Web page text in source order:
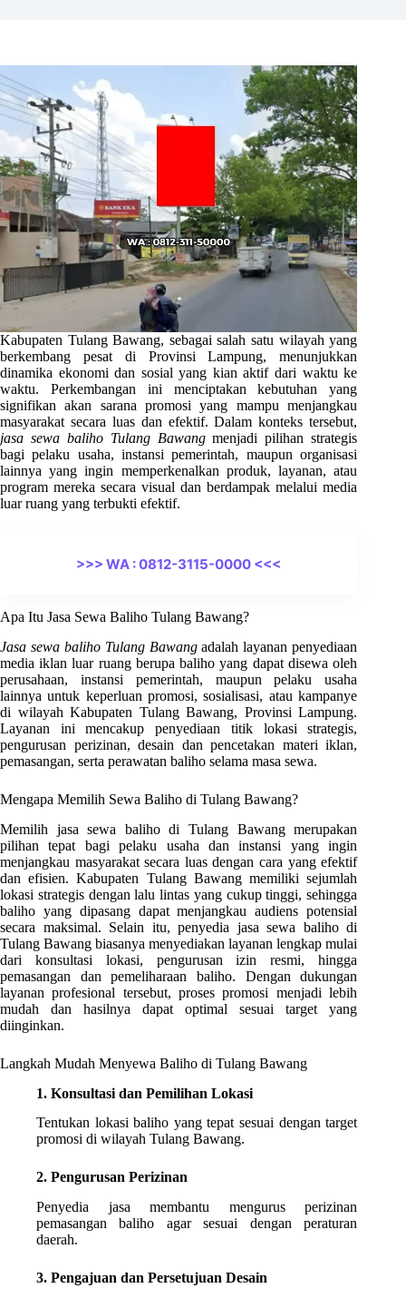
Kabupaten Tulang Bawang, sebagai salah satu wilayah yang
berkembang pesat di Provinsi Lampung, menunjukkan
dinamika ekonomi dan sosial yang kian aktif dari waktu ke
waktu. Perkembangan ini menciptakan kebutuhan yang
signifikan akan sarana promosi yang mampu menjangkau
masyarakat secara luas dan efektif. Dalam konteks tersebut,
jasa sewa baliho Tulang Bawangmenjadi pilihan strategis
bagi pelaku usaha, instansi pemerintah, maupun organisasi
lainnya yang ingin memperkenalkan produk, layanan, atau
program mereka secara visual dan berdampak melalui media
luar ruang yang terbukti efektif.
>>> WA : 0812-3115-0000 <<<
Apa Itu Jasa Sewa Baliho Tulang Bawang?
Jasa sewa baliho Tulang Bawangadalah layanan penyediaan
media iklan luar ruang berupa baliho yang dapat disewa oleh
perusahaan, instansi pemerintah, maupun pelaku usaha
lainnya untuk keperluan promosi, sosialisasi, atau kampanye
di wilayah Kabupaten Tulang Bawang, Provinsi Lampung.
Layanan ini mencakup penyediaan titik lokasi strategis,
pengurusan perizinan, desain dan pencetakan materi iklan,
pemasangan, serta perawatan baliho selama masa sewa.
Mengapa Memilih Sewa Baliho di Tulang Bawang?
Memilih jasa sewa baliho di Tulang Bawang merupakan
pilihan tepat bagi pelaku usaha dan instansi yang ingin
menjangkau masyarakat secara luas dengan cara yang efektif
dan efisien. Kabupaten Tulang Bawang memiliki sejumlah
lokasi strategis dengan lalu lintas yang cukup tinggi, sehingga
baliho yang dipasang dapat menjangkau audiens potensial
secara maksimal. Selain itu, penyedia jasa sewa baliho di
Tulang Bawang biasanya menyediakan layanan lengkap mulai
dari konsultasi lokasi, pengurusan izin resmi, hingga
pemasangan dan pemeliharaan baliho. Dengan dukungan
layanan profesional tersebut, proses promosi menjadi lebih
mudah dan hasilnya dapat optimal sesuai target yang
diinginkan.
Langkah Mudah Menyewa Baliho di Tulang Bawang
1. Konsultasi dan Pemilihan Lokasi
Tentukan lokasi baliho yang tepat sesuai dengan target
promosi di wilayah Tulang Bawang.
2. Pengurusan Perizinan
Penyedia jasa membantu mengurus perizinan
pemasangan baliho agar sesuai dengan peraturan
daerah.
3. Pengajuan dan Persetujuan Desain